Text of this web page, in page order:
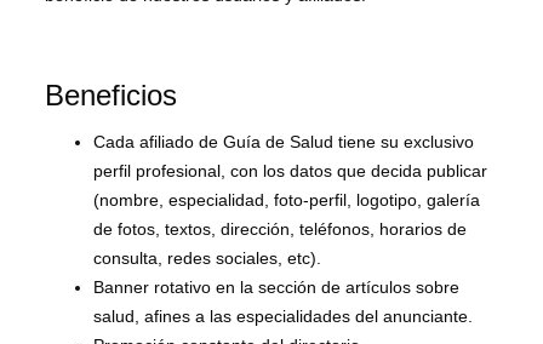
Beneficios
Cada afiliado de Guía de Salud tiene su exclusivo
perfil profesional, con los datos que decida publicar
(nombre, especialidad, foto-perfil, logotipo, galería
de fotos, textos, dirección, teléfonos, horarios de
consulta, redes sociales, etc).
Banner rotativo en la sección de artículos sobre
salud, afines a las especialidades del anunciante.